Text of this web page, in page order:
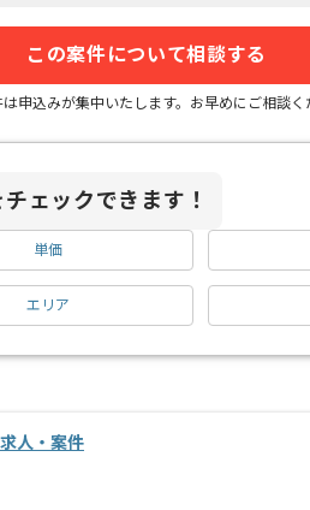
この案件について相談する
申込みが集中いたします。お早めにご相談く
ェックできます！
単価
エリア
人・案件